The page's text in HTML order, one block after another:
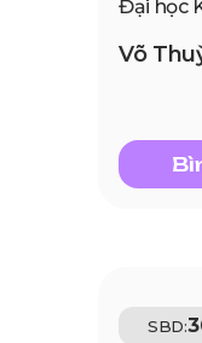
Đại học
Võ
SBD: